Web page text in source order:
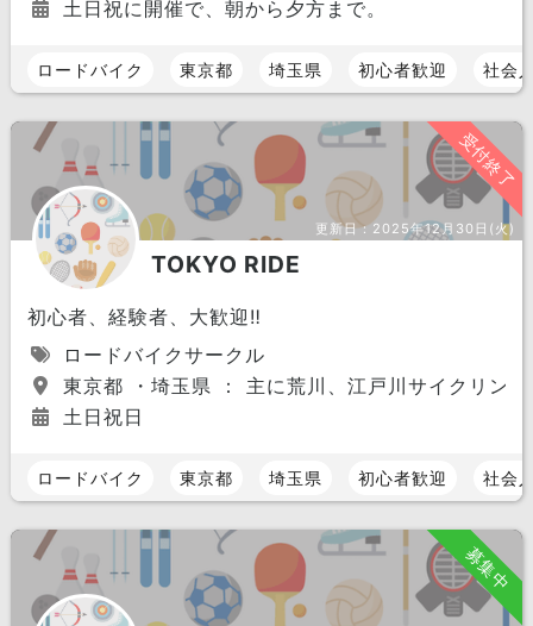
土日祝に開催で、朝から夕方まで。
ロードバイク 東京都 埼玉県 初心者歓迎 社会
受付終了
更新日： 2025年12月30日(火)
TOKYO RIDE
初心者、経験者、大歓迎‼︎
ロードバイクサークル
東京都 ・埼玉県 ： 主に荒川、江戸川サイクリン
土日祝日
ロードバイク 東京都 埼玉県 初心者歓迎 社会
募集中